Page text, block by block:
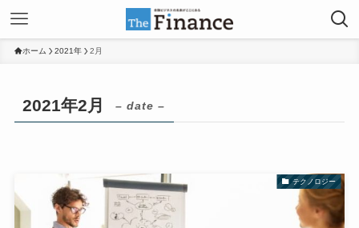
ホーム 2021年 2月
2021年2月 – date –
テクノロジー